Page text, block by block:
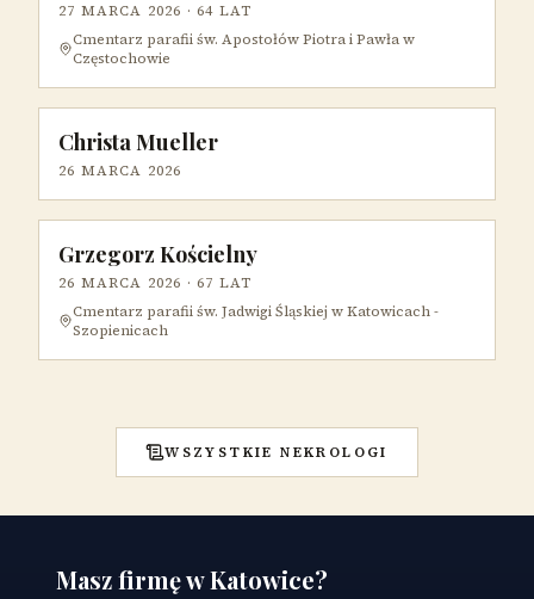
27 MARCA 2026 · 64 LAT
Cmentarz parafii św. Apostołów Piotra i Pawła w
Częstochowie
Christa Mueller
26 MARCA 2026
Grzegorz Kościelny
26 MARCA 2026 · 67 LAT
Cmentarz parafii św. Jadwigi Śląskiej w Katowicach -
Szopienicach
WSZYSTKIE NEKROLOGI
Masz firmę w Katowice?